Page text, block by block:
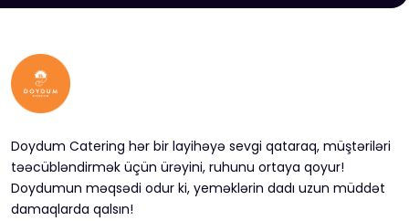
Doydum Catering hər bir layihəyə sevgi qataraq, müştəriləri
təəcübləndirmək üçün ürəyini, ruhunu ortaya qoyur!
Doydumun məqsədi odur ki, yeməklərin dadı uzun müddət
damaqlarda qalsın!